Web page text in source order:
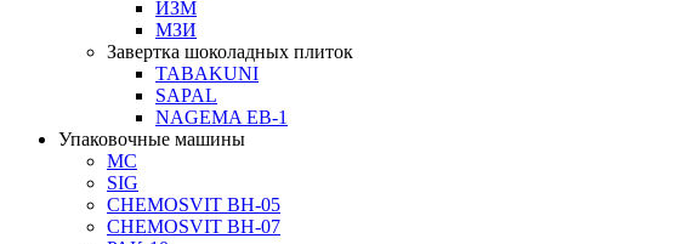
ИЗМ
МЗИ
Завертка шоколадных плиток
TABAKUNI
SAPAL
NAGEMA EB-1
Упаковочные машины
MC
SIG
CHEMOSVIT BH-05
CHEMOSVIT BH-07